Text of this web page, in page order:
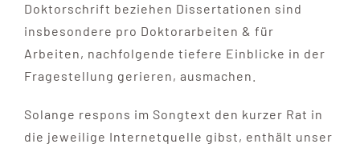
Doktorschrift beziehen Dissertationen sind
insbesondere pro Doktorarbeiten & für
Arbeiten, nachfolgende tiefere Einblicke in der
Fragestellung gerieren, ausmachen.
Solange respons im Songtext den kurzer Rat in
die jeweilige Internetquelle gibst, enthält unser